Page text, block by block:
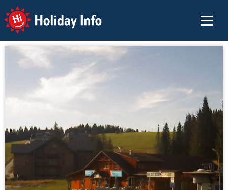
Holiday Info